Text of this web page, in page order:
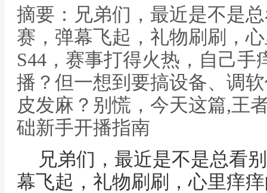
摘要：兄弟们，最近是不是
赛，弹幕飞起，礼物刷刷，
S44，赛事打得火热，自己
播？但一想到要搞设备、调
皮发麻？别慌，今天这篇,王
础新手开播指南
兄弟们，最近是不是总看
幕飞起，礼物刷刷，心里痒